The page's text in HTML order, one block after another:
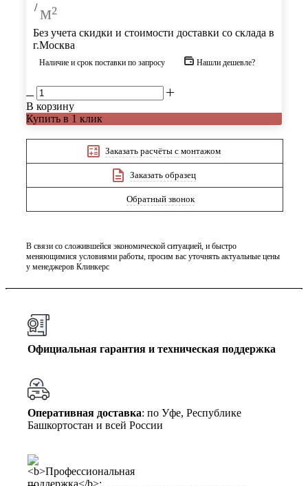
/ м²
Без учета скидки и стоимости доставки со склада в
г.Москва
Наличие и срок поставки по запросу Нашли дешевле?
В корзину
Купить в 1 клик
Заказать расчёты с монтажом
Заказать образец
Обратный звонок
В связи со сложившейся экономической ситуацией, и быстро
меняющимися условиями работы, просим вас уточнять актуальные цены
у менеджеров Клинкерс
Официальная гарантия и техническая поддержка
Оперативная доставка: по Уфе, Республике
Башкортостан и всей России